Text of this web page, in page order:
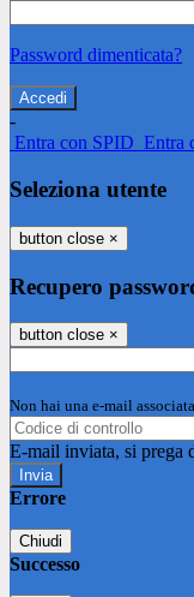
Password dimenticata?
-
Entra con SPID Entra
Seleziona utente
button close ×
Recupero
button close ×
Non hai una e-mail
E-mail inviata, si prega
Errore
Chiudi
Successo